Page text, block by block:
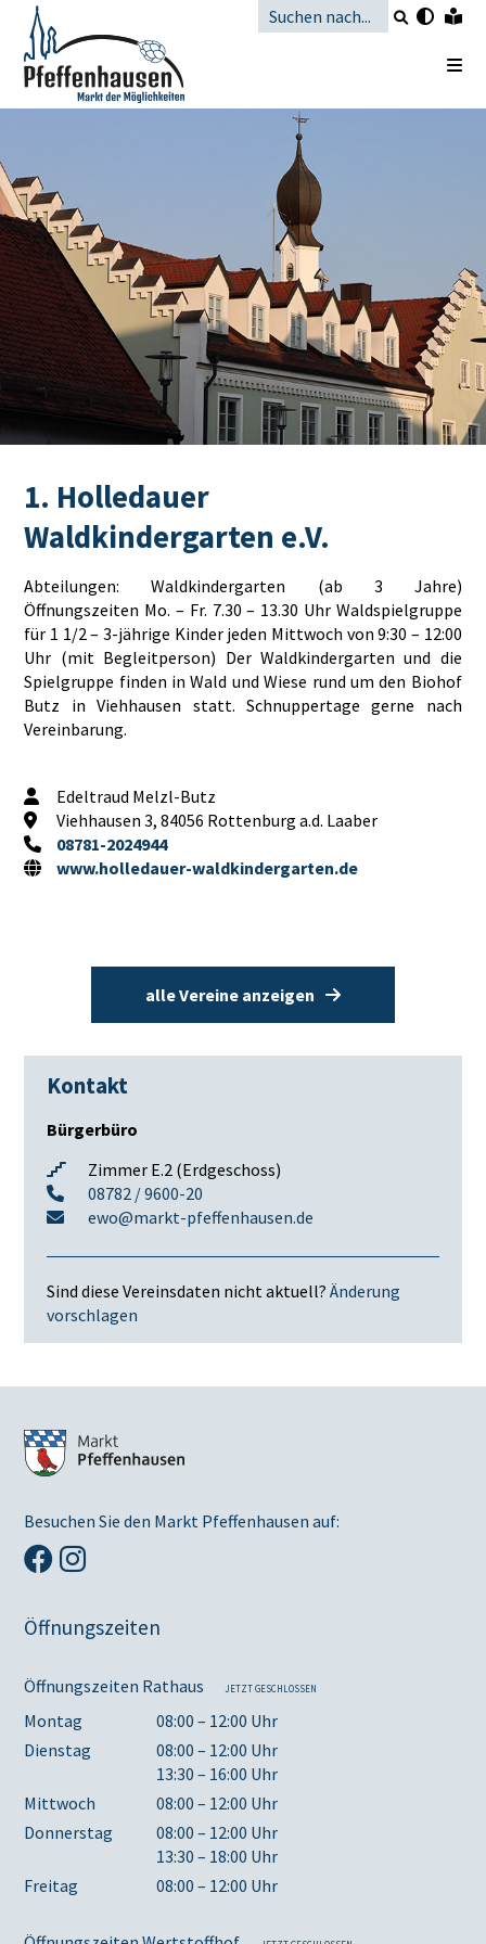
1. Holledauer
Waldkindergarten e.V.
Abteilungen: Waldkindergarten (ab 3 Jahre)
Öffnungszeiten Mo. – Fr. 7.30 – 13.30 Uhr Waldspielgruppe
für 1 1/2 – 3-jährige Kinder jeden Mittwoch von 9:30 – 12:00
Uhr (mit Begleitperson) Der Waldkindergarten und die
Spielgruppe finden in Wald und Wiese rund um den Biohof
Butz in Viehhausen statt. Schnuppertage gerne nach
Vereinbarung.
Edeltraud Melzl-Butz
Viehhausen 3, 84056 Rottenburg a.d. Laaber
08781-2024944
www.holledauer-waldkindergarten.de
alle Vereine anzeigen
Kontakt
Bürgerbüro
Zimmer E.2 (Erdgeschoss)
08782 / 9600-20
ewo@markt-pfeffenhausen.de
Sind diese Vereinsdaten nicht aktuell? Änderung
vorschlagen
Besuchen Sie den Markt Pfeffenhausen auf:
Öffnungszeiten
Öffnungszeiten Rathaus JETZT GESCHLOSSEN
Montag
08:00 – 12:00 Uhr
Dienstag
08:00 – 12:00 Uhr
13:30 – 16:00 Uhr
Mittwoch
08:00 – 12:00 Uhr
Donnerstag
08:00 – 12:00 Uhr
13:30 – 18:00 Uhr
Freitag
08:00 – 12:00 Uhr